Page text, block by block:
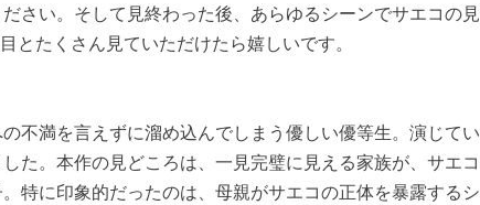
さい。そして見終わった後、あらゆるシーンでサエコの見
とたくさん見ていただけたら嬉しいです。
不満を言えずに溜め込んでしまう優しい優等生。演じてい
た。本作の見どころは、一見完璧に見える家族が、サエコ
特に印象的だったのは、母親がサエコの正体を暴露するシ